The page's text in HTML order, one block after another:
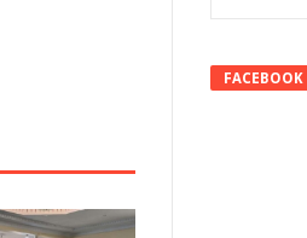
FACEBOOK